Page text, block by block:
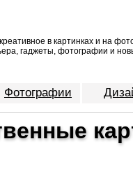
в картинках и на
гаджеты, фотографии и
Фотографии